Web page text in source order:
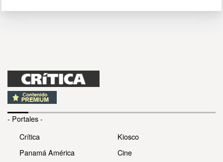
- Portales -
Crítica
Panamá América
Kiosco
Cine